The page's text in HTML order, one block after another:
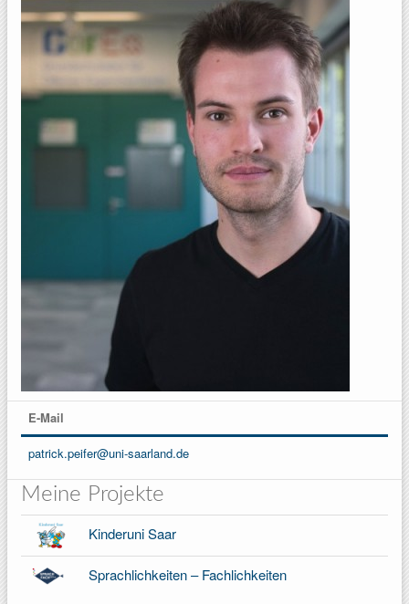
E-Mail
patrick.peifer@uni-saarland.de
Meine Projekte
Kinderuni Saar
Sprachlichkeiten – Fachlichkeiten